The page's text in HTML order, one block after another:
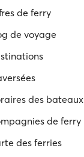
de ferry
de voyage
des bateaux
de ferry
des ferries